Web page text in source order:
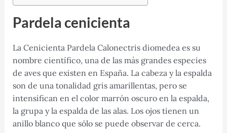
Pardela cenicienta
La Cenicienta Pardela Calonectris diomedea es su
nombre científico, una de las más grandes especies
de aves que existen en España. La cabeza y la espalda
son de una tonalidad gris amarillentas, pero se
intensifican en el color marrón oscuro en la espalda,
la grupa y la espalda de las alas. Los ojos tienen un
anillo blanco que sólo se puede observar de cerca.